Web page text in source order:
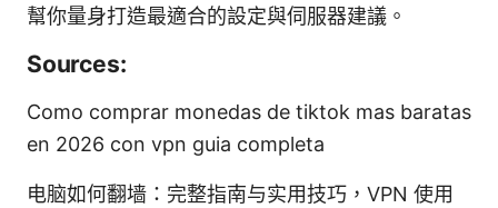
幫你量身打造最適合的設定與伺服器建議。
Sources:
Como comprar monedas de tiktok mas baratas
en 2026 con vpn guia completa
电脑如何翻墙：完整指南与实用技巧，VPN 使用